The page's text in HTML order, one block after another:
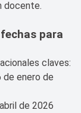
docente.
para
claves:
de enero de
de 2026